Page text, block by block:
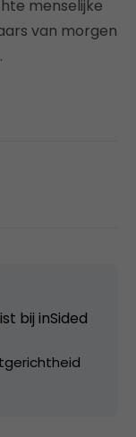
menselijke
van morgen
bij inSided